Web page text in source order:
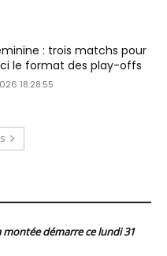
: trois matchs pour
le format des play-offs
18:28:55
montée démarre ce lundi 31